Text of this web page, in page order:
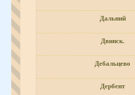
Дальний
Двинск.
Дебальцево
Дербент